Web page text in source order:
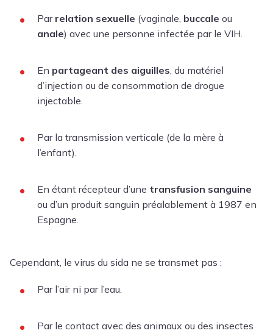
Par relation sexuelle (vaginale, buccale ou
anale) avec une personne infectée par le VIH.
En partageant des aiguilles, du matériel
d’injection ou de consommation de drogue
injectable.
Par la transmission verticale (de la mère à
l’enfant).
En étant récepteur d’une transfusion sanguine
ou d’un produit sanguin préalablement à 1987 en
Espagne.
Cependant, le virus du sida ne se transmet pas :
Par l’air ni par l’eau.
Par le contact avec des animaux ou des insectes